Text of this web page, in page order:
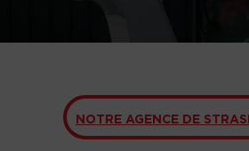
NOTRE AGENCE DE